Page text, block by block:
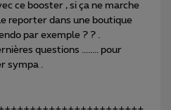
ce booster , si ça ne marche
reporter dans une boutique
par exemple ? ? .
questions ........ pour
sympa .